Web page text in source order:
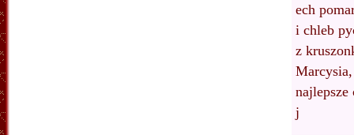
ech
i chleb
z
najlepsze
j